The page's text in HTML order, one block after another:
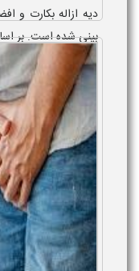
بینی شده است. بر
بوده و دیه افضا،
یا مجرای حیض با...